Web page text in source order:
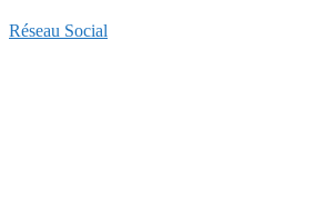
Réseau Social